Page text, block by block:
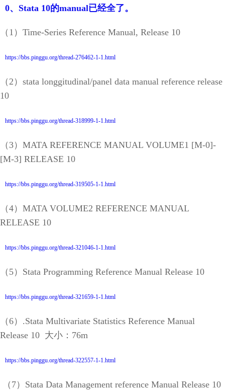
0、Stata 10的manual已经全了。
（1）Time-Series Reference Manual, Release 10
https://bbs.pinggu.org/thread-276462-1-1.html
（2）stata longgitudinal/panel data manual reference release
10
https://bbs.pinggu.org/thread-318999-1-1.html
（3）MATA REFERENCE MANUAL VOLUME1 [M-0]-
[M-3] RELEASE 10
https://bbs.pinggu.org/thread-319505-1-1.html
（4）MATA VOLUME2 REFERENCE MANUAL
RELEASE 10
https://bbs.pinggu.org/thread-321046-1-1.html
（5）Stata Programming Reference Manual Release 10
https://bbs.pinggu.org/thread-321659-1-1.html
（6）.Stata Multivariate Statistics Reference Manual
Release 10 大小：76m
https://bbs.pinggu.org/thread-322557-1-1.html
（7）Stata Data Management reference Manual Release 10